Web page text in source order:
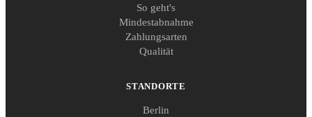
So geht's
Mindestabnahme
Zahlungsarten
Qualität
STANDORTE
Berlin